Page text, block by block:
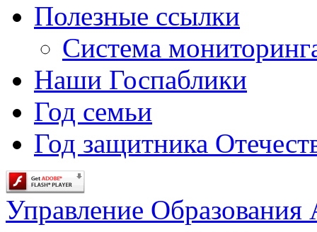
Полезные ссылки
Система
Наши Госпаблики
Год семьи
Год защитника
Управление